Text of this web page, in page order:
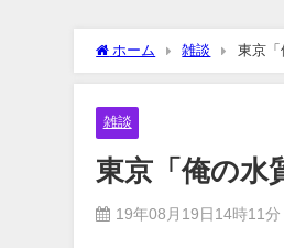
ホーム 雑談 東京「
雑談
東京「俺の水
19年08月19日14時11分